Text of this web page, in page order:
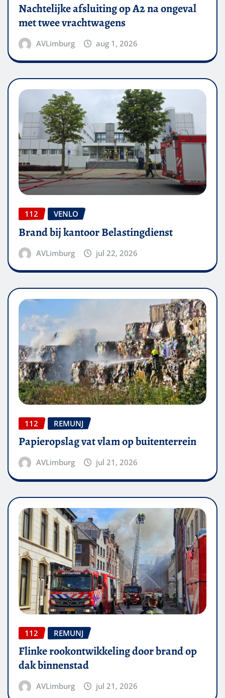
Nachtelijke afsluiting op A2 na ongeval
met twee vrachtwagens
AVLimburg aug 1, 2026
112 VENLO
Brand bij kantoor Belastingdienst
AVLimburg jul 22, 2026
112 REMUNJ
Papieropslag vat vlam op buitenterrein
AVLimburg jul 21, 2026
112 REMUNJ
Flinke rookontwikkeling door brand op
dak binnenstad
AVLimburg jul 21, 2026